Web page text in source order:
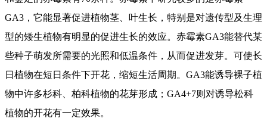
GA3，它能显著促进植物茎、叶生长，特别是对遗传型及生理
型的矮生植物有明显的促进生长的效应。赤霉素GA3能替代某
些种子萌发所需要的光照和低温条件，从而促进发芽。可使长
日植物在短日条件下开花，缩短生活周期。GA3能诱导裸子植
物中许多杉科、柏科植物的花芽形成；GA4+7则对诱导松科
植物的开花有一定效果。